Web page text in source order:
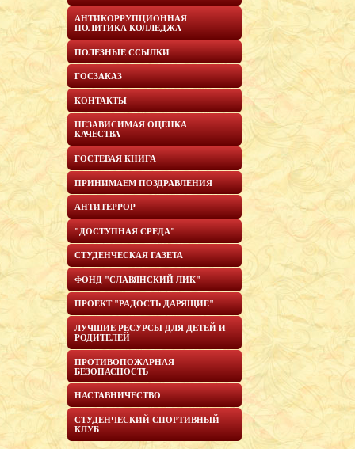
АНТИКОРРУПЦИОННАЯ
ПОЛИТИКА КОЛЛЕДЖА
ПОЛЕЗНЫЕ ССЫЛКИ
ГОСЗАКАЗ
КОНТАКТЫ
НЕЗАВИСИМАЯ ОЦЕНКА
КАЧЕСТВА
ГОСТЕВАЯ КНИГА
ПРИНИМАЕМ ПОЗДРАВЛЕНИЯ
АНТИТЕРРОР
"ДОСТУПНАЯ СРЕДА"
СТУДЕНЧЕСКАЯ ГАЗЕТА
ФОНД "СЛАВЯНСКИЙ ЛИК"
ПРОЕКТ "РАДОСТЬ ДАРЯЩИЕ"
ЛУЧШИЕ РЕСУРСЫ ДЛЯ ДЕТЕЙ И
РОДИТЕЛЕЙ
ПРОТИВОПОЖАРНАЯ
БЕЗОПАСНОСТЬ
НАСТАВНИЧЕСТВО
СТУДЕНЧЕСКИЙ СПОРТИВНЫЙ
КЛУБ